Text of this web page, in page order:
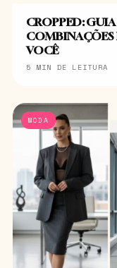
CROPPED:
COMBINAÇÕES
VOCÊ
5 MIN DE LEITURA
MODA